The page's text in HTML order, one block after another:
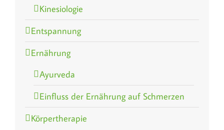
Kinesiologie
Entspannung
Ernährung
Ayurveda
Einfluss der Ernährung auf Schmerzen
Körpertherapie